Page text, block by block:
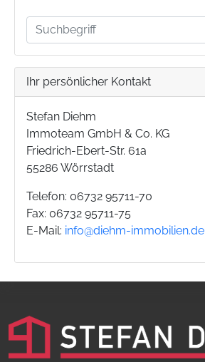
Ihr persönlicher Kontakt
Stefan Diehm
Immoteam GmbH & Co. KG
Friedrich-Ebert-Str. 61a
55286 Wörrstadt
Telefon: 06732 95711-70
Fax: 06732 95711-75
E-Mail: info@diehm-immobilien.de